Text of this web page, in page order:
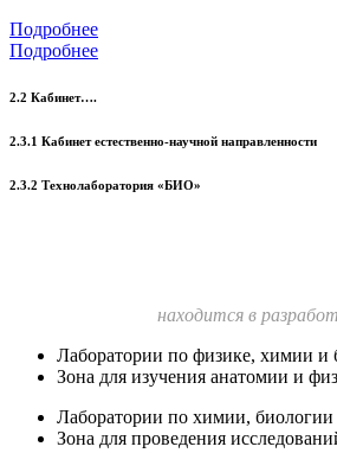
Подробнее
Подробнее
2.2 Кабинет….
2.3.1 Кабинет естественно-научной направленности
2.3.2 Технолаборатория «БИО»
находится в
Лаборатории по физике, химии и
Зона для изучения анатомии и
Лаборатории по химии,
Зона для проведения